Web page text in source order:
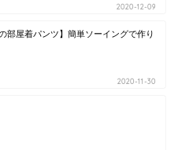
2020-12-09
の部屋着パンツ】簡単ソーイングで作り
2020-11-30